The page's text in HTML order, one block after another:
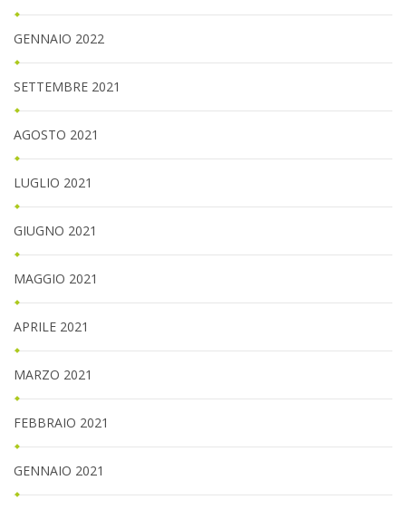
GENNAIO 2022
SETTEMBRE 2021
AGOSTO 2021
LUGLIO 2021
GIUGNO 2021
MAGGIO 2021
APRILE 2021
MARZO 2021
FEBBRAIO 2021
GENNAIO 2021